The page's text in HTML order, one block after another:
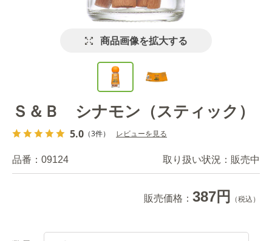
商品画像を拡大する
Ｓ＆Ｂ シナモン（スティック）
5.0 （3件） レビューを見る
品番： 09124 取り扱い状況： 販売中
販売価格： 387円 （税込）